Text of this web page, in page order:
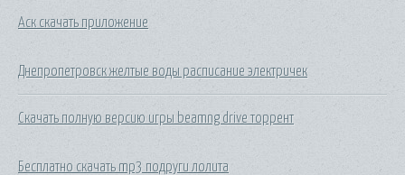
Аск скачать приложение
Днепропетровск желтые воды расписание электричек
Скачать полную версию игры beamng drive торрент
Бесплатно скачать mp3 подруги лолита